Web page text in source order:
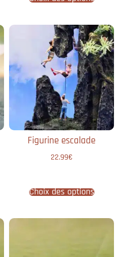
Figurine escalade
22.99€
Choix des options